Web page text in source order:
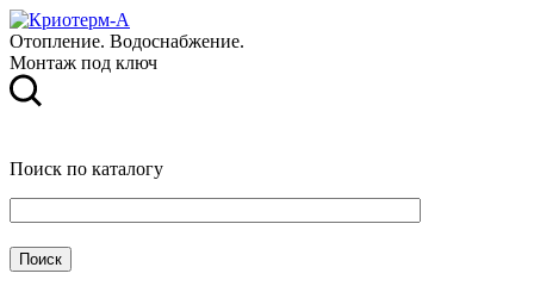
Отопление. Водоснабжение.
Монтаж под ключ
Поиск по каталогу